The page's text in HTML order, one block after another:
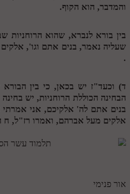
תלמוד עשר הספירות חלק ז
תלמוד עשר הספירות חלק ט
תלמוד עשר הספירות חלק י
תלמוד עשר הספירות חלק יב
תלמוד עשר הספירות חלק יג
בית שער הכוונות
והמדבר, הוא הקוף.
בין בורא לנברא, שהוא הרוחניות
שעליה נאמר, בנים אתם וגו',
.
ד) וכעד"ז יש בכאן, כי בין
הבחינה הכוללת הרוחניות, יש
בנים אתם לה' אלקיכם, אני אמרתי
אלקים מעל אברהם, ואמרו רז"ל, ח
אור פנימי